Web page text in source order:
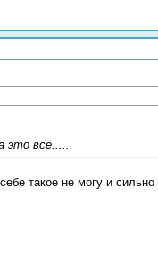
это всё......
такое не могу и